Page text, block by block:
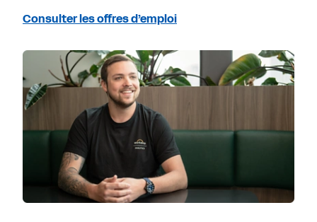
Consulter les offres d’emploi